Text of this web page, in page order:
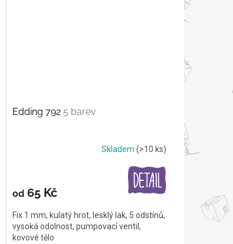
Edding 792 5 barev
Skladem (>10 ks)
od65 Kč
Fix 1 mm, kulatý hrot, lesklý lak, 5 odstínů,
vysoká odolnost, pumpovací ventil,
kovové tělo